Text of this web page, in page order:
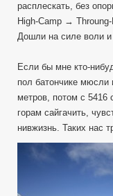
расплескать, без
High-Camp →
Дошли на силе воли и
Если бы мне кто-
пол батончике мюсли
метров, потом с 5416
горам сайгачить,
нивжизнь. Таких нас